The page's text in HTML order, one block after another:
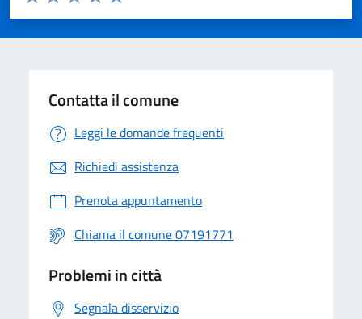
Valuta 5 stelle su 5
Valuta 4 stelle su 5
Valuta 3 stelle su 5
Valuta 2 stelle su 5
Valuta 1 stelle su 5
Contatta il comune
Leggi le domande frequenti
Richiedi assistenza
Prenota appuntamento
Chiama il comune 07191771
Problemi in città
Segnala disservizio